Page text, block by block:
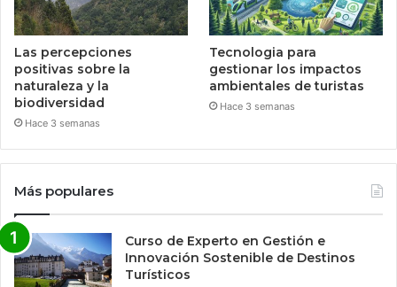
Las percepciones
positivas sobre la
naturaleza y la
biodiversidad
Hace 3 semanas
Tecnologia para
gestionar los impactos
ambientales de turistas
Hace 3 semanas
Más populares
Curso de Experto en Gestión e
Innovación Sostenible de Destinos
Turísticos